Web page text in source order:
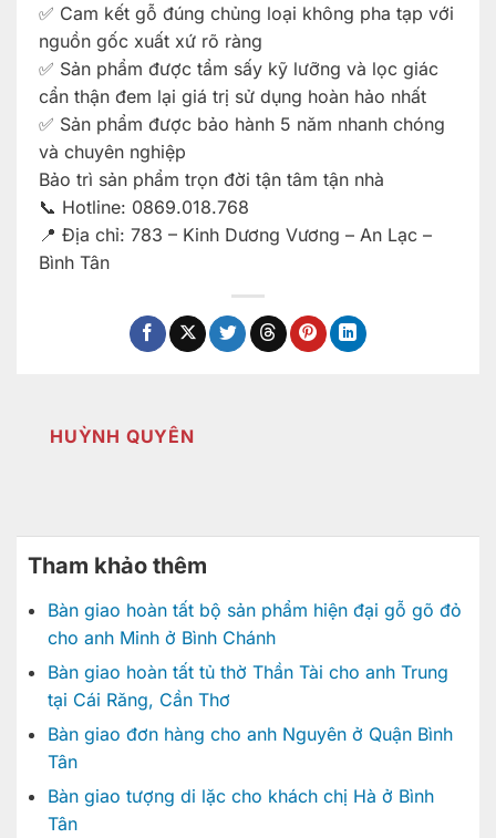
✅ Cam kết gỗ đúng chủng loại không pha tạp với
nguồn gốc xuất xứ rõ ràng
✅ Sản phẩm được tẩm sấy kỹ lưỡng và lọc giác
cẩn thận đem lại giá trị sử dụng hoàn hảo nhất
✅ Sản phẩm được bảo hành 5 năm nhanh chóng
và chuyên nghiệp
Bảo trì sản phẩm trọn đời tận tâm tận nhà
📞 Hotline: 0869.018.768
📍 Địa chỉ: 783 – Kinh Dương Vương – An Lạc –
Bình Tân
HUỲNH QUYÊN
Tham khảo thêm
Bàn giao hoàn tất bộ sản phẩm hiện đại gỗ gõ đỏ
cho anh Minh ở Bình Chánh
Bàn giao hoàn tất tủ thờ Thần Tài cho anh Trung
tại Cái Răng, Cần Thơ
Bàn giao đơn hàng cho anh Nguyên ở Quận Bình
Tân
Bàn giao tượng di lặc cho khách chị Hà ở Bình
Tân